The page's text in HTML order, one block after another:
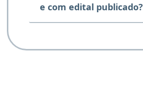
e com edital publicado?